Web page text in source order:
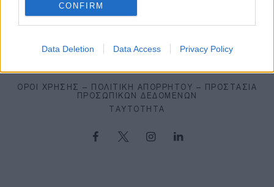
CONFIRM
Data Deletion Data Access Privacy Policy
ΌΡΟΙ ΧΡΉΣΗΣ – ΠΟΛΙΤΙΚΉ ΑΠΟΡΡΉΤΟΥ – ΠΡΟΣΤΑΣΊΑ
ΠΡΟΣΩΠΙΚΏΝ ΔΕΔΟΜΈΝΩΝ
ΤΑΥΤΌΤΗΤΑ